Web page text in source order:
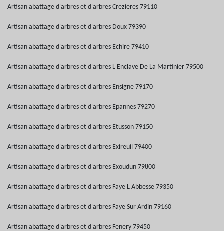
Artisan abattage d'arbres et d'arbres Crezieres 79110
Artisan abattage d'arbres et d'arbres Doux 79390
Artisan abattage d'arbres et d'arbres Echire 79410
Artisan abattage d'arbres et d'arbres L Enclave De La Martinier 79500
Artisan abattage d'arbres et d'arbres Ensigne 79170
Artisan abattage d'arbres et d'arbres Epannes 79270
Artisan abattage d'arbres et d'arbres Etusson 79150
Artisan abattage d'arbres et d'arbres Exireuil 79400
Artisan abattage d'arbres et d'arbres Exoudun 79800
Artisan abattage d'arbres et d'arbres Faye L Abbesse 79350
Artisan abattage d'arbres et d'arbres Faye Sur Ardin 79160
Artisan abattage d'arbres et d'arbres Fenery 79450